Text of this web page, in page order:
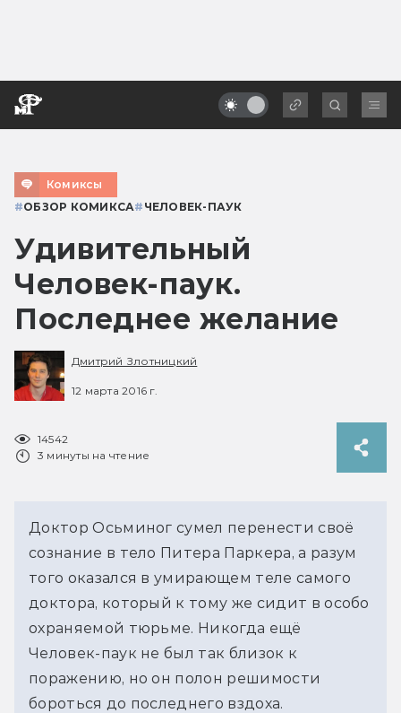
Комиксы
#ОБЗОР КОМИКСА# ЧЕЛОВЕК-ПАУК
Удивительный
Человек-паук.
Последнее желание
Дмитрий Злотницкий
12 марта 2016 г.
14542
3 минуты на чтение
Доктор Осьминог сумел перенести своё
сознание в тело Питера Паркера, а разум
того оказался в умирающем теле самого
доктора, который к тому же сидит в особо
охраняемой тюрьме. Никогда ещё
Человек-паук не был так близок к
поражению, но он полон решимости
бороться до последнего вздоха.